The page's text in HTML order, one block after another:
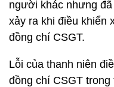
người khác nhưng
xảy ra khi điều khiển
đồng chí CSGT.
Lỗi của thanh niên
đồng chí CSGT